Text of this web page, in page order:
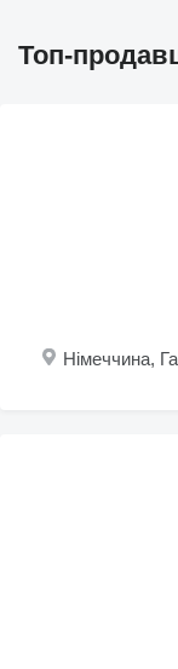
збережеться
сказати напевно.
калібрування
Топ-
Німеччина,